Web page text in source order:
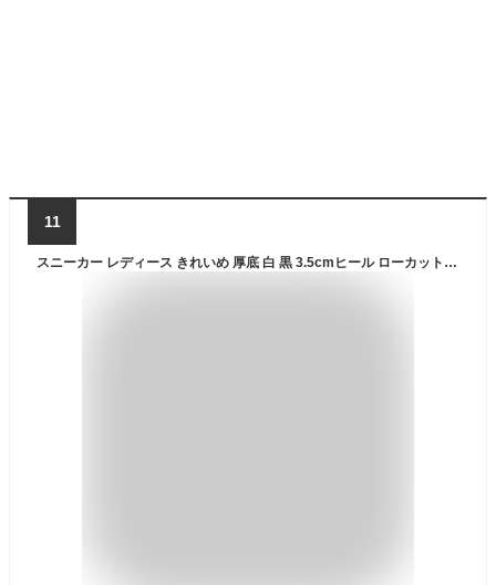
11
スニーカー レディース きれいめ 厚底 白 黒 3.5cmヒール ローカット シンプル 無地 キャンバス 洗える クッションインソール レースアップ おしゃれ 歩きやすい ブラック ホワイト グレー 22.5-25cm No.5375 リバティードール